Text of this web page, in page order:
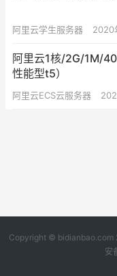
阿里云学生服务器 2020
阿里云1核/2G/1M/
性能型t5）
阿里云ECS云服务器
Copyright © bidianbao.com
安